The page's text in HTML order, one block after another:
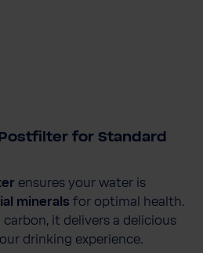
for Standard
ensures your water is
minerals for optimal health.
it delivers a delicious
drinking experience.